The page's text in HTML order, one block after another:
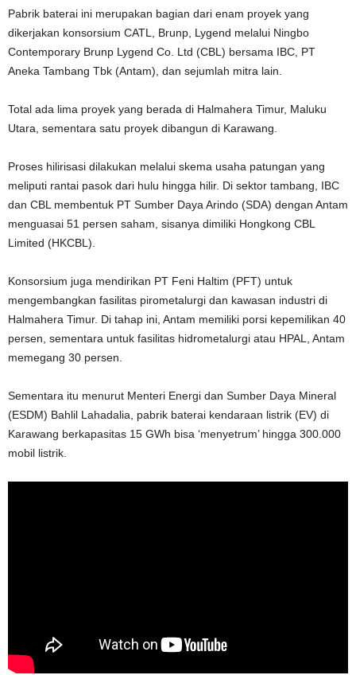
Pabrik baterai ini merupakan bagian dari enam proyek yang
dikerjakan konsorsium CATL, Brunp, Lygend melalui Ningbo
Contemporary Brunp Lygend Co. Ltd (CBL) bersama IBC, PT
Aneka Tambang Tbk (Antam), dan sejumlah mitra lain.
Total ada lima proyek yang berada di Halmahera Timur, Maluku
Utara, sementara satu proyek dibangun di Karawang.
Proses hilirisasi dilakukan melalui skema usaha patungan yang
meliputi rantai pasok dari hulu hingga hilir. Di sektor tambang, IBC
dan CBL membentuk PT Sumber Daya Arindo (SDA) dengan Antam
menguasai 51 persen saham, sisanya dimiliki Hongkong CBL
Limited (HKCBL).
Konsorsium juga mendirikan PT Feni Haltim (PFT) untuk
mengembangkan fasilitas pirometalurgi dan kawasan industri di
Halmahera Timur. Di tahap ini, Antam memiliki porsi kepemilikan 40
persen, sementara untuk fasilitas hidrometalurgi atau HPAL, Antam
memegang 30 persen.
Sementara itu menurut Menteri Energi dan Sumber Daya Mineral
(ESDM) Bahlil Lahadalia, pabrik baterai kendaraan listrik (EV) di
Karawang berkapasitas 15 GWh bisa ‘menyetrum’ hingga 300.000
mobil listrik.